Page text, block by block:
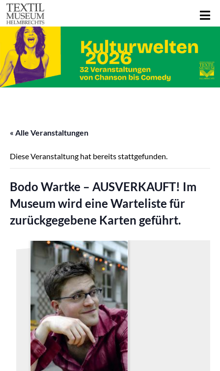
« Alle Veranstaltungen
Diese Veranstaltung hat bereits stattgefunden.
Bodo Wartke – AUSVERKAUFT! Im
Museum wird eine Warteliste für
zurückgegebene Karten geführt.